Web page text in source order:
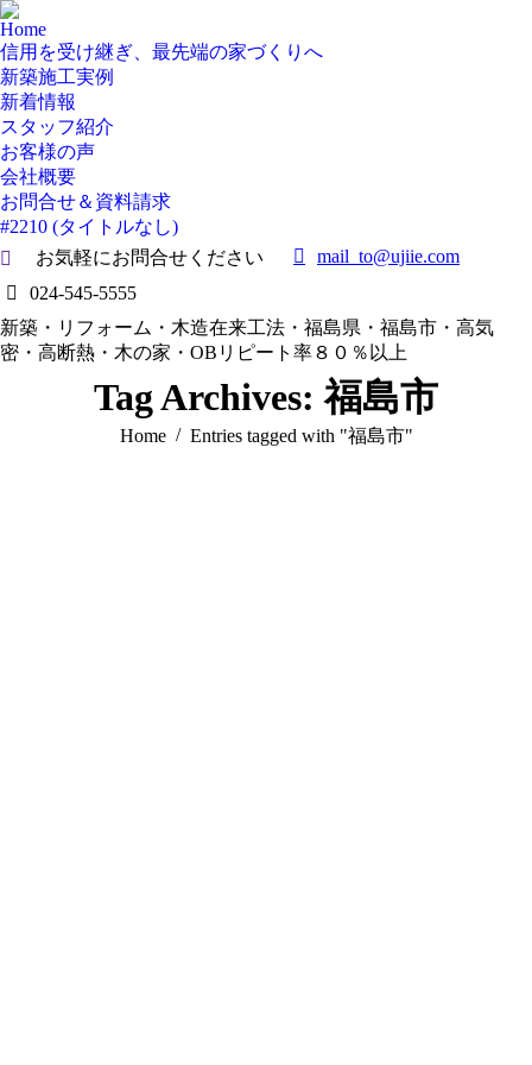
Home
信用を受け継ぎ、最先端の家づくりへ
新築施工実例
新着情報
スタッフ紹介
お客様の声
会社概要
お問合せ＆資料請求
#2210 (タイトルなし)
Search:お気軽にお問合せください
mail_to@ujiie.com
024-545-5555
新築・リフォーム・木造在来工法・福島県・福島市・高気
密・高断熱・木の家・OBリピート率８０％以上
Tag Archives:福島市
You are here:
Home Entries tagged with "福島市"